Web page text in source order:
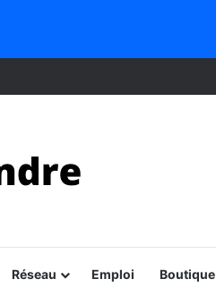
Réseau Emploi Boutique